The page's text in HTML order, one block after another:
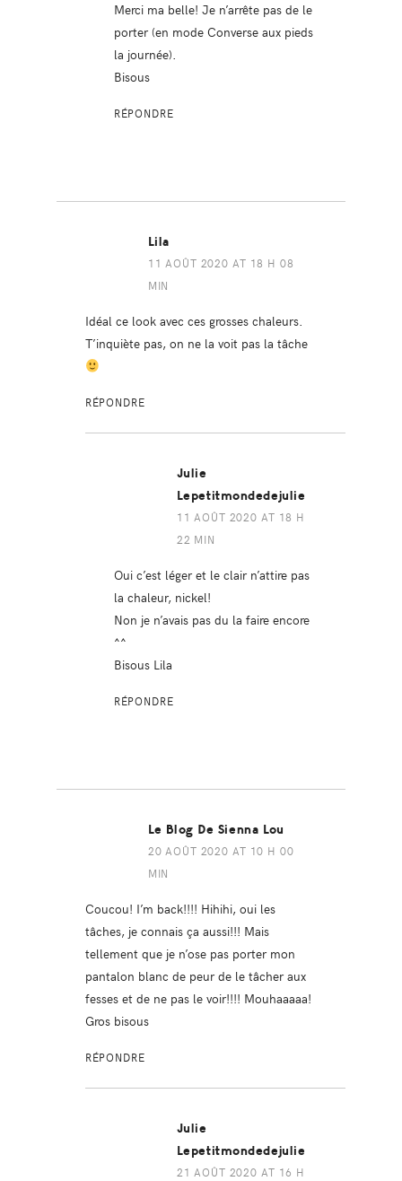
Merci ma belle! Je n’arrête pas de le
porter (en mode Converse aux pieds
la journée).
Bisous
RÉPONDRE
Lila
11 AOÛT 2020 AT 18 H 08
MIN
Idéal ce look avec ces grosses chaleurs.
T’inquiète pas, on ne la voit pas la tâche
RÉPONDRE
Julie
Lepetitmondedejulie
11 AOÛT 2020 AT 18 H
22 MIN
Oui c’est léger et le clair n’attire pas
la chaleur, nickel!
Non je n’avais pas du la faire encore
^^
Bisous Lila
RÉPONDRE
Le Blog De Sienna Lou
20 AOÛT 2020 AT 10 H 00
MIN
Coucou! I’m back!!!! Hihihi, oui les
tâches, je connais ça aussi!!! Mais
tellement que je n’ose pas porter mon
pantalon blanc de peur de le tâcher aux
fesses et de ne pas le voir!!!! Mouhaaaaa!
Gros bisous
RÉPONDRE
Julie
Lepetitmondedejulie
21 AOÛT 2020 AT 16 H